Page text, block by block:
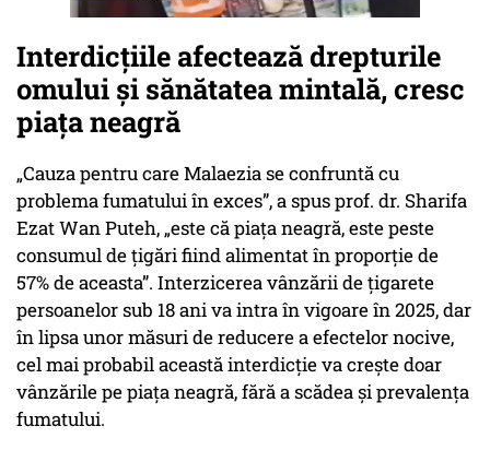
Interdicțiile afectează drepturile
omului și sănătatea mintală, cresc
piața neagră
„Cauza pentru care Malaezia se confruntă cu
problema fumatului în exces”, a spus prof. dr. Sharifa
Ezat Wan Puteh, „este că piața neagră, este peste
consumul de țigări fiind alimentat în proporție de
57% de aceasta”. Interzicerea vânzării de țigarete
persoanelor sub 18 ani va intra în vigoare în 2025, dar
în lipsa unor măsuri de reducere a efectelor nocive,
cel mai probabil această interdicție va crește doar
vânzările pe piața neagră, fără a scădea și prevalența
fumatului.